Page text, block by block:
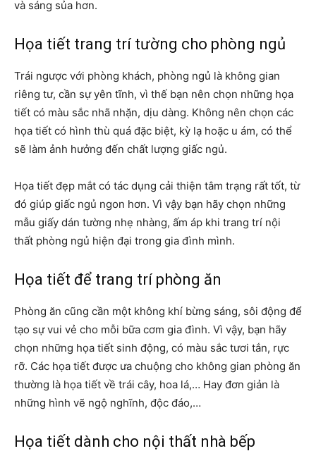
và sáng sủa hơn.
Họa tiết trang trí tường cho phòng ngủ
Trái ngược với phòng khách, phòng ngủ là không gian
riêng tư, cần sự yên tĩnh, vì thế bạn nên chọn những họa
tiết có màu sắc nhã nhặn, dịu dàng. Không nên chọn các
họa tiết có hình thù quá đặc biệt, kỳ lạ hoặc u ám, có thể
sẽ làm ảnh hưởng đến chất lượng giấc ngủ.
Họa tiết đẹp mắt có tác dụng cải thiện tâm trạng rất tốt, từ
đó giúp giấc ngủ ngon hơn. Vì vậy bạn hãy chọn những
mẫu giấy dán tường nhẹ nhàng, ấm áp khi trang trí nội
thất phòng ngủ hiện đại trong gia đình mình.
Họa tiết để trang trí phòng ăn
Phòng ăn cũng cần một không khí bừng sáng, sôi động để
tạo sự vui vẻ cho mỗi bữa cơm gia đình. Vì vậy, bạn hãy
chọn những họa tiết sinh động, có màu sắc tươi tắn, rực
rỡ. Các họa tiết được ưa chuộng cho không gian phòng ăn
thường là họa tiết về trái cây, hoa lá,… Hay đơn giản là
những hình vẽ ngộ nghĩnh, độc đáo,…
Họa tiết dành cho nội thất nhà bếp